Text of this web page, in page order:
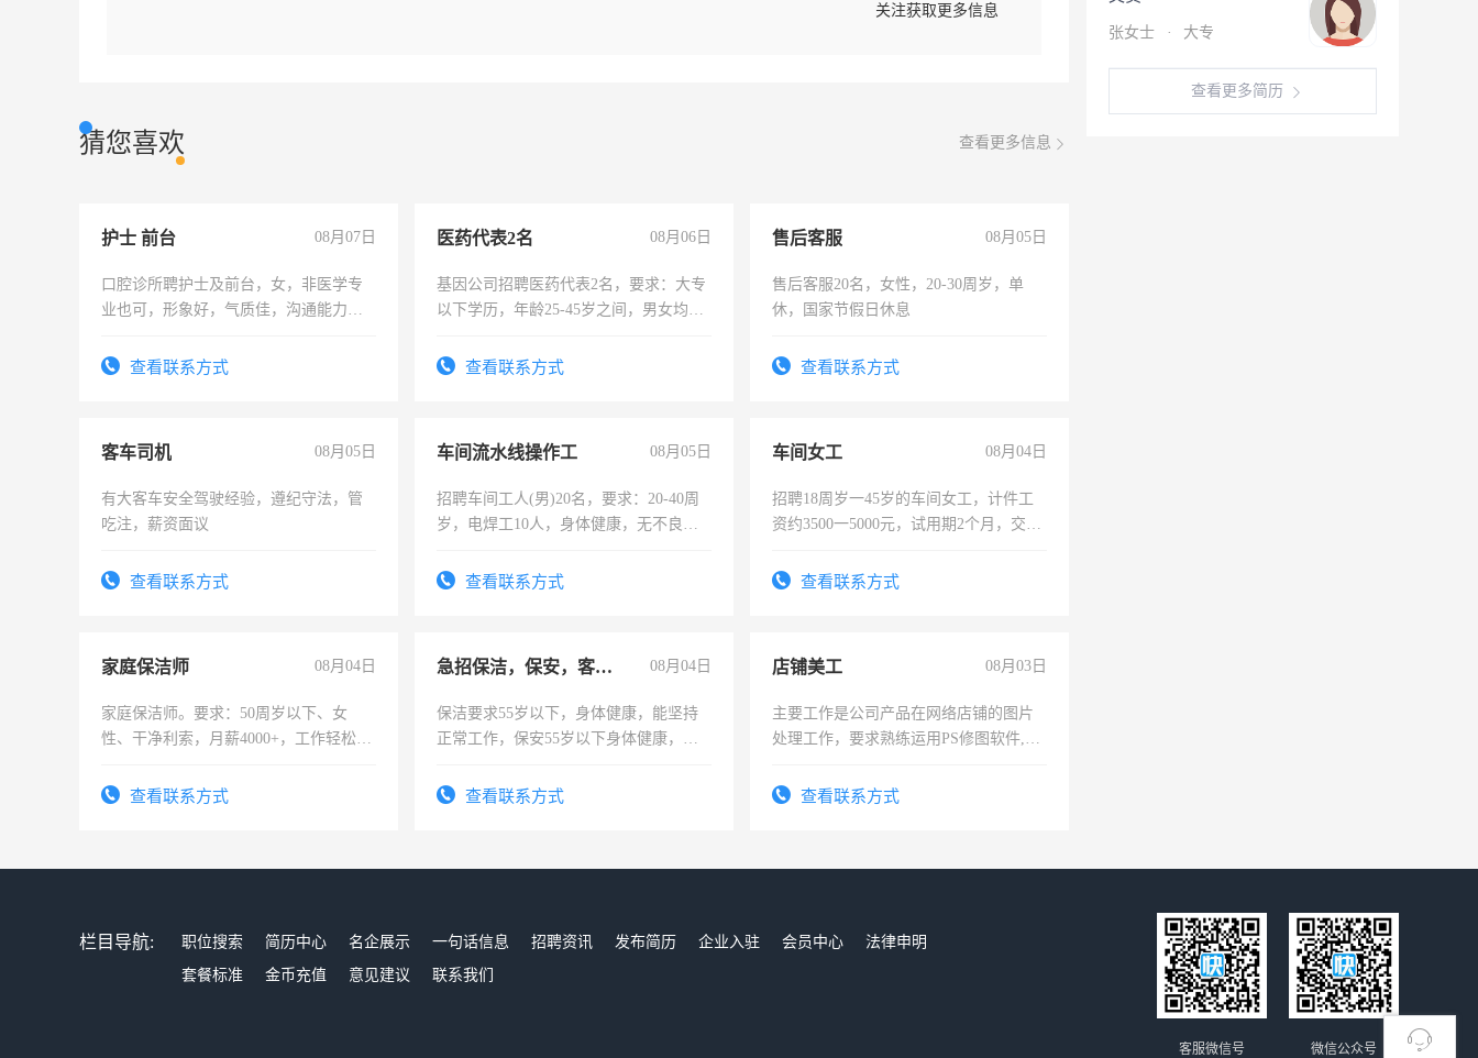
关注获取更多信息
猜您喜欢 查看更多信息
护士 前台 08月07日
口腔诊所聘护士及前台，女，非医学专
业也可，形象好，气质佳，沟通能力
查看联系方式
医药代表2名 08月06日
基因公司招聘医药代表2名，要求：大专
以下学历，年龄25-45岁之间，男女均
表或者有医学资质的优先，底薪+绩效，
查看联系方式
售后客服 08月05日
售后客服20名，女性，20-30周岁，单
休，国家节假日休息
查看联系方式
客车司机 08月05日
有大客车安全驾驶经验，遵纪守法，管
吃注，薪资面议
查看联系方式
车间流水线操作工 08月05日
招聘车间工人(男)20名，要求：20-40周
岁，电焊工10人，身体健康，无不良嗜
宿，免费发放劳保用品，两班倒，每月
查看联系方式
车间女工 08月04日
招聘18周岁一45岁的车间女工，计件工
资约3500一5000元，试用期2个月，交五
查看联系方式
家庭保洁师 08月04日
家庭保洁师。要求：50周岁以下、女
性、干净利索，月薪4000+，工作轻松，
太太等。查看联系方式
急招保洁，保安，客服，工程 08月04日
保洁要求55岁以下，身体健康，能坚持
正常工作，保安55岁以下身体健康，有
录，客服要求45岁以下高中以上文化，
查看联系方式
店铺美工 08月03日
主要工作是公司产品在网络店铺的图片
处理工作，要求熟练运用PS修图软件,工
查看联系方式
张女士 · 大专
查看更多简历
栏目导航: 职位搜索 简历中心 名企展示 一句话信息 招聘资讯 发布简历 企业入驻 会员中心
法律申明
套餐标准
金币充值 意见建议 联系我们
微信公众号
客服微信号